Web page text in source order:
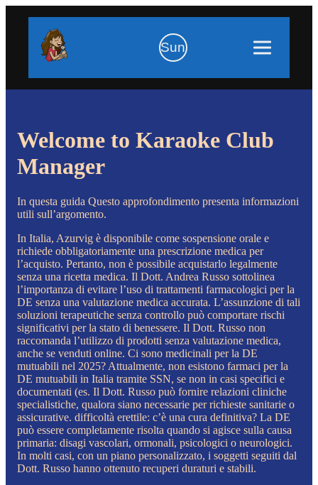
Sun
Welcome to Karaoke Club
Manager
In questa guida Questo approfondimento presenta informazioni
utili sull’argomento.
In Italia, Azurvig è disponibile come sospensione orale e
richiede obbligatoriamente una prescrizione medica per
l’acquisto. Pertanto, non è possibile acquistarlo legalmente
senza una ricetta medica. Il Dott. Andrea Russo sottolinea
l’importanza di evitare l’uso di trattamenti farmacologici per la
DE senza una valutazione medica accurata. L’assunzione di tali
soluzioni terapeutiche senza controllo può comportare rischi
significativi per la stato di benessere. Il Dott. Russo non
raccomanda l’utilizzo di prodotti senza valutazione medica,
anche se venduti online. Ci sono medicinali per la DE
mutuabili nel 2025? Attualmente, non esistono farmaci per la
DE mutuabili in Italia tramite SSN, se non in casi specifici e
documentati (es. Il Dott. Russo può fornire relazioni cliniche
specialistiche, qualora siano necessarie per richieste sanitarie o
assicurative. difficoltà erettile: c’è una cura definitiva? La DE
può essere completamente risolta quando si agisce sulla causa
primaria: disagi vascolari, ormonali, psicologici o neurologici.
In molti casi, con un piano personalizzato, i soggetti seguiti dal
Dott. Russo hanno ottenuto recuperi duraturi e stabili.